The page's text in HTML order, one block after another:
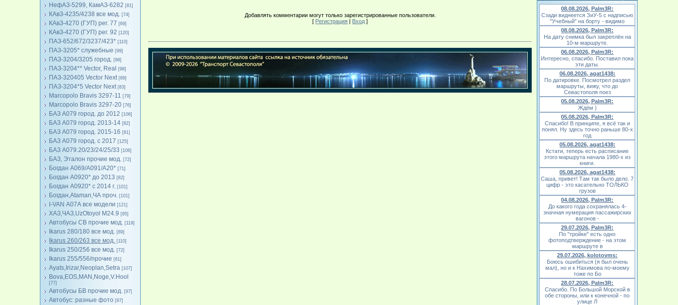
НефАЗ-5299, КамАЗ-6282 [81]
КАвЗ-4235/4238 все мод. [74]
КАвЗ-4270 (ГУП) рег. 77 [69]
КАвЗ-4270 (ГУП) рег. 92 [120]
ПАЗ-652/672/3237/423* [110]
ПАЗ-3205* служебные [99]
ПАЗ-3204/3205 город. [98]
ПАЗ-3204** Vector, Real [98]
ПАЗ-320405 Vector Next [89]
ПАЗ-3204*5 Vector Next [83]
Marcopolo Bravis 3297-11 [79]
Marcopolo Bravis 3297-20 [76]
БАЗ А079 город. до 2012 [106]
БАЗ А079 город. 2013-14 [82]
БАЗ А079 город. 2015-16 [81]
БАЗ А079 город. с 2017 [125]
БАЗ А079.20/23/24/25/33 [106]
БАЗ, Эталон прочие мод. [72]
Богдан А069/А091/А20* [71]
Богдан А0920* до 2013 [82]
Богдан А0920* с 2014 г. [101]
Богдан,Ataman,ЧА проч. [101]
I-VAN А07А все модели [121]
ХАЗ,ЧАЗ,UzOtoyol M24.9 [95]
Автобусы СВ прочие мод. [119]
Ikarus 280/180 все мод. [89]
Ikarus 260/263 все мод. [110]
Ikarus 250/256 все мод. [72]
Ikarus 255/556/прочие [61]
Ayats,Irizar,Neoplan,Setra [107]
Bova,EOS,MAN,Noge,V.Hool
[77]
Автобусы БВ прочие мод. [97]
Автобус: разные фото [97]
Добавлять комментарии могут только зарегистрированные пользователи.
[ Регистрация | Вход ]
08.08.2026, Palm3R:
Сзади виднеется ЗиУ-5 с надписью
"Учебный" на борту - видимо
08.08.2026, Palm3R:
На дату снимка был закреплён на
10-м маршруте.
06.08.2026, Palm3R:
Интересно, спасибо. Поставил пока
эти даты.
06.08.2026, agat1438:
По датировке. Посмотрел раздел
маршруты, вижу, что до
Севастополя поез
05.08.2026, Palm3R:
Ждём )
05.08.2026, Palm3R:
Спасибо! В принципе, я всё так и
понял. Ну здесь точно раньше 80-х
год
05.08.2026, agat1438:
Кстати, теперь есть расписание
этого маршрута начала 1980-х из
книги.
05.08.2026, agat1438:
Саша, привет! Там так было дело. 7
цифр - это касательно ТОЛЬКО
грузов
04.08.2026, Palm3R:
До какого года сохранялась 4-
значная нумерация пассажирских
вагонов -
29.07.2026, Palm3R:
По "тройке" есть одно
фотоподтверждение - на этом
маршруте в
29.07.2026, kolotovms:
Боюсь ошибиться (я был очень
мал), но и к Нахимова по-моему
тоже по Бо
28.07.2026, Palm3R:
Спасибо. По Большой Морской в
обе стороны, или к конечной - по
улице Л